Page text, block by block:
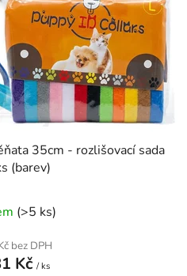
35cm - rozlišovací sada
(barev)
(>5 ks)
bez DPH
Kč / ks